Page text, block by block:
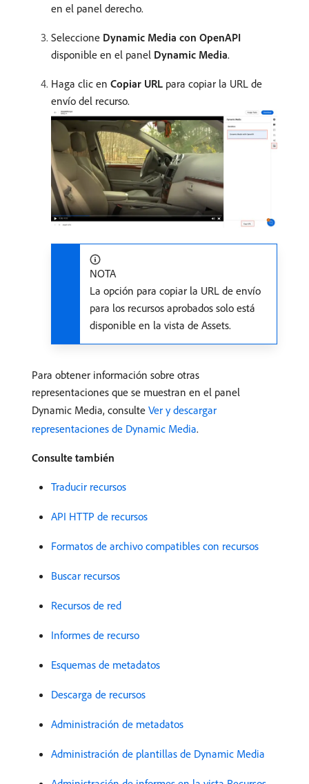
en el panel derecho.
Seleccione Dynamic Media con OpenAPI
disponible en el panel Dynamic Media.
Haga clic en Copiar URL para copiar la URL de
envío del recurso.
NOTA
La opción para copiar la URL de envío
para los recursos aprobados solo está
disponible en la vista de Assets.
Para obtener información sobre otras
representaciones que se muestran en el panel
Dynamic Media, consulte Ver y descargar
representaciones de Dynamic Media.
Consulte también
Traducir recursos
API HTTP de recursos
Formatos de archivo compatibles con recursos
Buscar recursos
Recursos de red
Informes de recurso
Esquemas de metadatos
Descarga de recursos
Administración de metadatos
Administración de plantillas de Dynamic Media